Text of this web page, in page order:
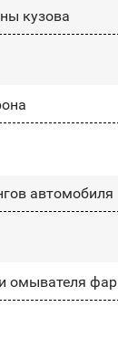
кузова
автомобиля
омывателя фар